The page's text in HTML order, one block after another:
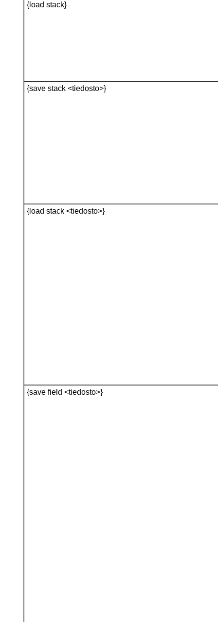
{load stack}
{save stack <tiedosto>}
{load stack <tiedosto>}
{save field <tiedosto>}